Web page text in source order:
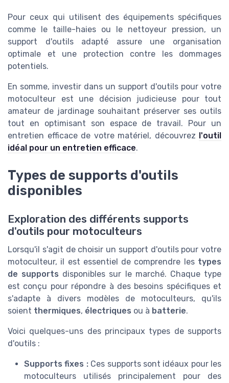
Pour ceux qui utilisent des équipements spécifiques
comme le taille-haies ou le nettoyeur pression, un
support d'outils adapté assure une organisation
optimale et une protection contre les dommages
potentiels.
En somme, investir dans un support d'outils pour votre
motoculteur est une décision judicieuse pour tout
amateur de jardinage souhaitant préserver ses outils
tout en optimisant son espace de travail. Pour un
entretien efficace de votre matériel, découvrez l'outil
idéal pour un entretien efficace.
Types de supports d'outils
disponibles
Exploration des différents supports
d'outils pour motoculteurs
Lorsqu'il s'agit de choisir un support d'outils pour votre
motoculteur, il est essentiel de comprendre les types
de supports disponibles sur le marché. Chaque type
est conçu pour répondre à des besoins spécifiques et
s'adapte à divers modèles de motoculteurs, qu'ils
soient thermiques, électriques ou à batterie.
Voici quelques-uns des principaux types de supports
d'outils :
Supports fixes :Ces supports sont idéaux pour les
motoculteurs utilisés principalement pour des